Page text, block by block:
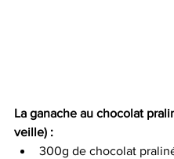
La ganache au chocolat
veille) :
300g de chocolat